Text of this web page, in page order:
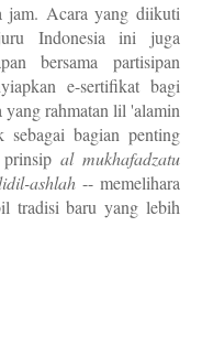
jam. Acara yang diikuti
Indonesia ini juga
bersama partisipan
e-sertifikat bagi
rahmatan lil 'alamin
sebagai bagian penting
al mukhafadzatu
ashlah -- memelihara
tradisi baru yang lebih